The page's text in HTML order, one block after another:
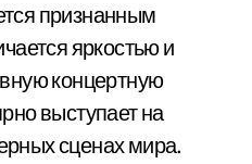
признанным
яркостью и
концертную
выступает на
сценах мира.